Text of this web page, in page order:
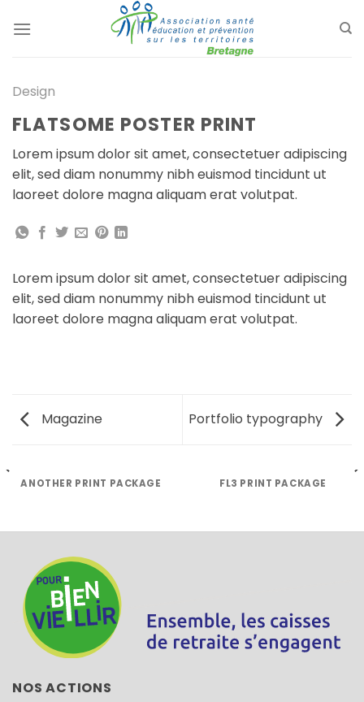
au
Design
FLATSOME POSTER PRINT
Lorem ipsum dolor sit amet, consectetuer adipiscing
elit, sed diam nonummy nibh euismod tincidunt ut
laoreet dolore magna aliquam erat volutpat.
Lorem ipsum dolor sit amet, consectetuer adipiscing
elit, sed diam nonummy nibh euismod tincidunt ut
laoreet dolore magna aliquam erat volutpat.
Magazine Portfolio typography
ANOTHER PRINT PACKAGE FL3 PRINT PACKAGE
NOS ACTIONS